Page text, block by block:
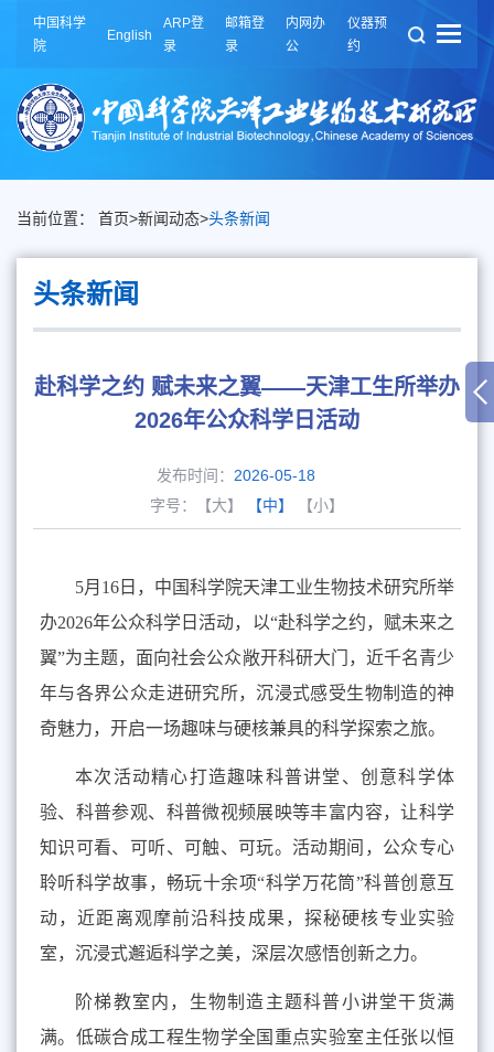
中国科学
院
English
ARP登
录
邮箱登
录
内网办
公
仪器预
约
当前位置： 首页>新闻动态>头条新闻
头条新闻
赴科学之约 赋未来之翼——天津工生所举办
2026年公众科学日活动
发布时间： 2026-05-18
字号：
【大】 【中】 【小】
5月 16 日，中国科学院天津工业生物技术研究所举
办2026年公众科学日活动，以“赴科学之约，赋未来之
翼”为主题，面向社会公众敞开科研大门，近千名青少
年与各界公众走进研究所，沉浸式感受生物制造的神
奇魅力，开启一场趣味与硬核兼具的科学探索之旅。
本次活动精心打造趣味科普讲堂、创意科学体
验、科普参观、科普微视频展映等丰富内容，让科学
知识可看、可听、可触、可玩。活动期间，公众专心
聆听科学故事，畅玩十余项“科学万花筒”科普创意互
动，近距离观摩前沿科技成果，探秘硬核专业实验
室，沉浸式邂逅科学之美，深层次感悟创新之力。
阶梯教室内，生物制造主题科普小讲堂干货满
满。低碳合成工程生物学全国重点实验室主任张以恒